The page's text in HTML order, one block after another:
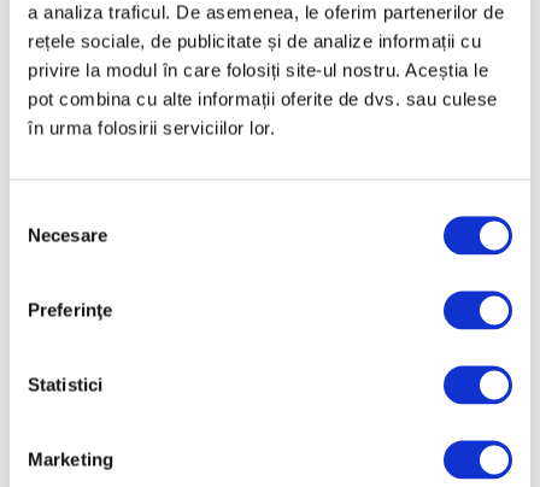
a analiza traficul. De asemenea, le oferim partenerilor de
rețele sociale, de publicitate și de analize informații cu
privire la modul în care folosiți site-ul nostru. Aceștia le
pot combina cu alte informații oferite de dvs. sau culese
în urma folosirii serviciilor lor.
consimțământului
Necesare
Preferinţe
Statistici
Marketing